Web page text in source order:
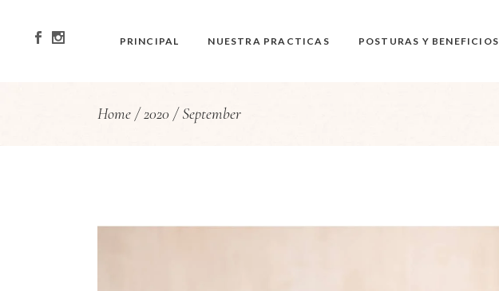
PRINCIPAL
Primera Clase
NUESTRA PRACTICAS
Bikram Yoga
POSTURAS Y BENEFICIOS
Home 2020 September